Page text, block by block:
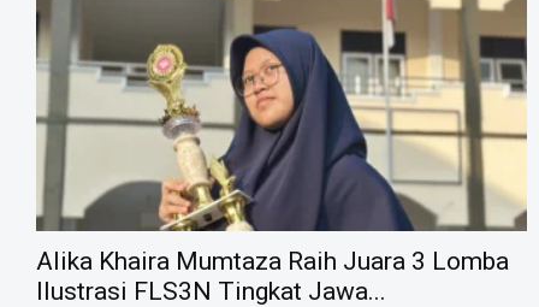
Alika Khaira Mumtaza Raih Juara 3 Lomba
Ilustrasi FLS3N Tingkat Jawa...